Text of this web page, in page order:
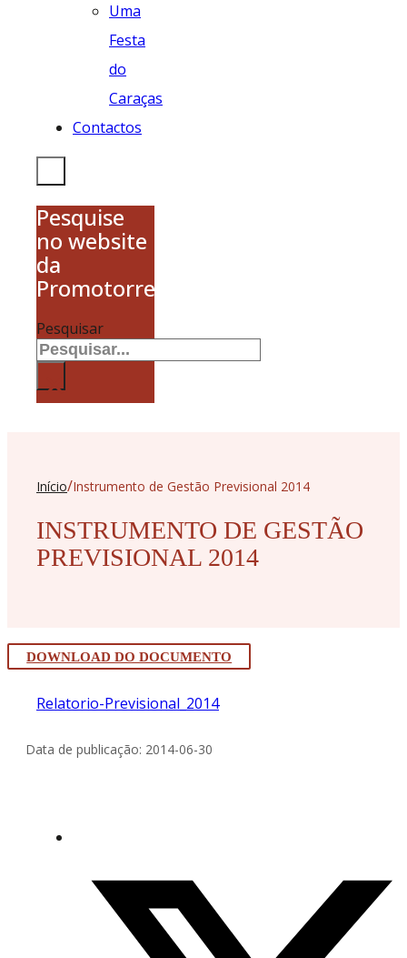
Uma
Festa
do
Caraças
Contactos
Pesquise
no website
da
Promotorres
Pesquisar
×
Início/Instrumento de Gestão Previsional 2014
INSTRUMENTO DE GESTÃO
PREVISIONAL 2014
DOWNLOAD DO DOCUMENTO
Relatorio-Previsional_2014
Data de publicação: 2014-06-30